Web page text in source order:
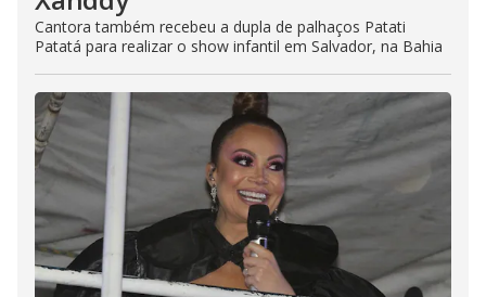
Cantora também recebeu a dupla de palhaços Patati
Patatá para realizar o show infantil em Salvador, na Bahia